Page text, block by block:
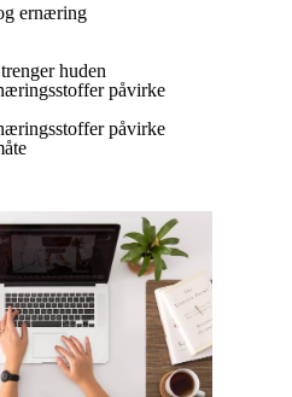
ernæring
huden
påvirke
påvirke